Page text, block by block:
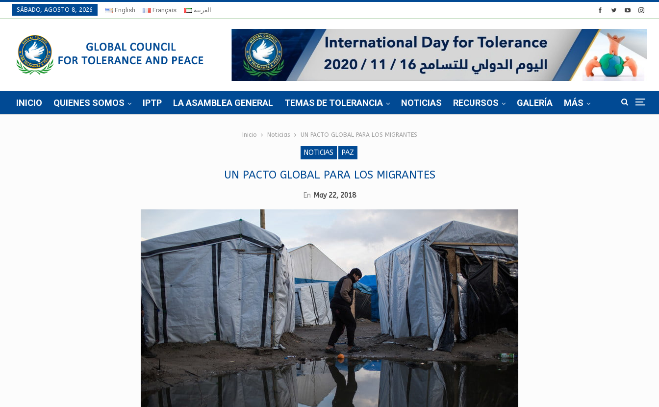
SÁBADO, AGOSTO 8, 2026 English Français العربية
INICIO QUIENES SOMOS IPTP LA ASAMBLEA GENERAL TEMAS DE TOLERANCIA NOTICIAS RECURSOS GALERÍA MÁS
Inicio Noticias UN PACTO GLOBAL PARA LOS MIGRANTES
NOTICIAS PAZ
UN PACTO GLOBAL PARA LOS MIGRANTES
En May 22, 2018